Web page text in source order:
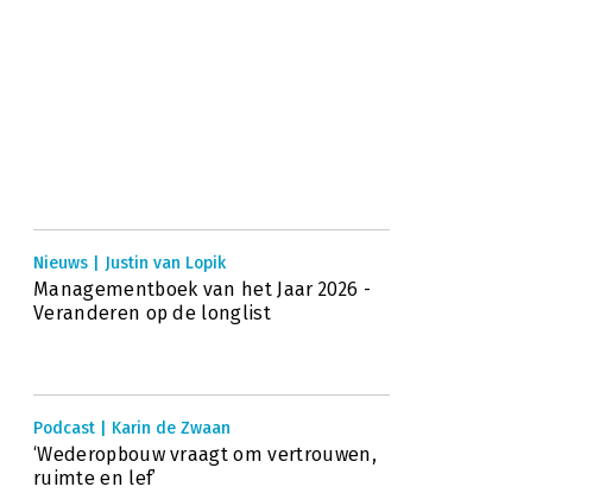
Nieuws | Justin van Lopik
Managementboek van het Jaar 2026 -
Veranderen op de longlist
Podcast | Karin de Zwaan
‘Wederopbouw vraagt om vertrouwen,
ruimte en lef’